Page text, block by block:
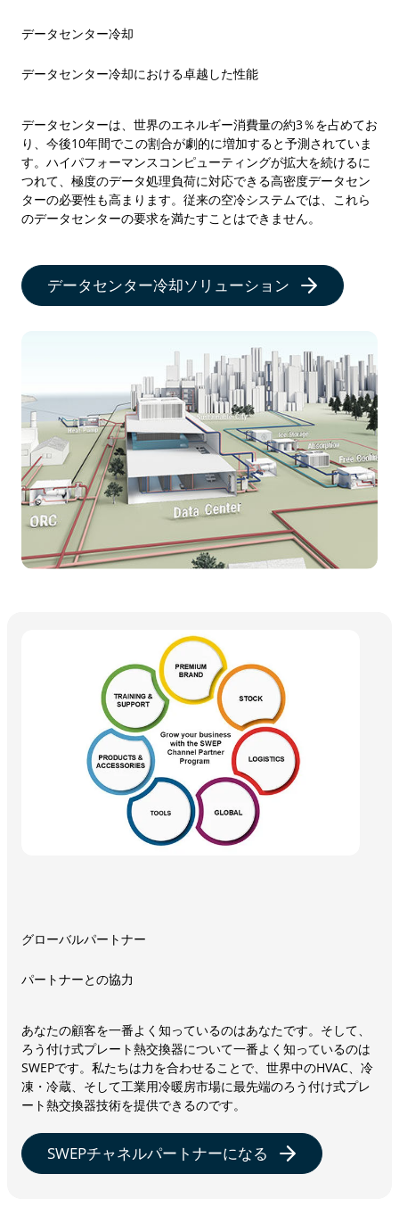
データセンター冷却
データセンター冷却における卓越した性能
データセンターは、世界のエネルギー消費量の約3％を占めてお
り、今後10年間でこの割合が劇的に増加すると予測されていま
す。ハイパフォーマンスコンピューティングが拡大を続けるに
つれて、極度のデータ処理負荷に対応できる高密度データセン
ターの必要性も高まります。従来の空冷システムでは、これら
のデータセンターの要求を満たすことはできません。
データセンター冷却ソリューション
グローバルパートナー
パートナーとの協力
あなたの顧客を一番よく知っているのはあなたです。そして、
ろう付け式プレート熱交換器について一番よく知っているのは
SWEPです。私たちは力を合わせることで、世界中のHVAC、冷
凍・冷蔵、そして工業用冷暖房市場に最先端のろう付け式プレ
ート熱交換器技術を提供できるのです。
SWEPチャネルパートナーになる